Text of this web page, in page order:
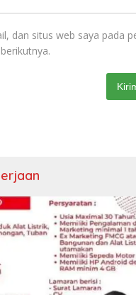
dan situs web saya pada